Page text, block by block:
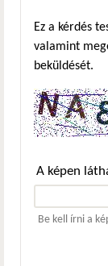
Ez a kérdés
valamint
beküldését.
A képen
Be kell írni a